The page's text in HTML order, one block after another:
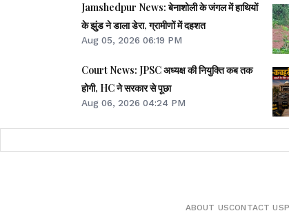
Jamshedpur News: बेनाशोली के जंगल में हाथियों
के झुंड ने डाला डेरा, ग्रामीणों में दहशत
Aug 05, 2026 06:19 PM
Court News: JPSC अध्यक्ष की नियुक्ति कब तक
होगी, HC ने सरकार से पूछा
Aug 06, 2026 04:24 PM
ABOUT USCONTACT US